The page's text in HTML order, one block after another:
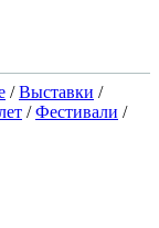
/Выставки /
/Фестивали /